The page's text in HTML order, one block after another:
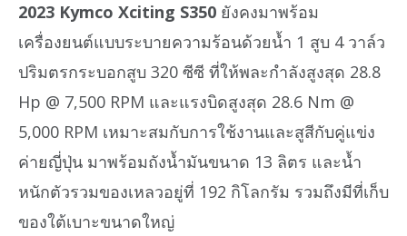
2023 Kymco Xciting S350 ยังคงมาพร้อม
เครื่องยนต์แบบระบายความร้อนด้วยน้ำ 1 สูบ 4 วาล์ว
ปริมตรกระบอกสูบ 320 ซีซี ที่ให้พละกำลังสูงสุด 28.8
Hp @ 7,500 RPM และแรงบิดสูงสุด 28.6 Nm @
5,000 RPM เหมาะสมกับการใช้งานและสูสีกับคู่แข่ง
ค่ายญี่ปุ่น มาพร้อมถังน้ำมันขนาด 13 ลิตร และน้ำ
หนักตัวรวมของเหลวอยู่ที่ 192 กิโลกรัม รวมถึงมีที่เก็บ
ของใต้เบาะขนาดใหญ่